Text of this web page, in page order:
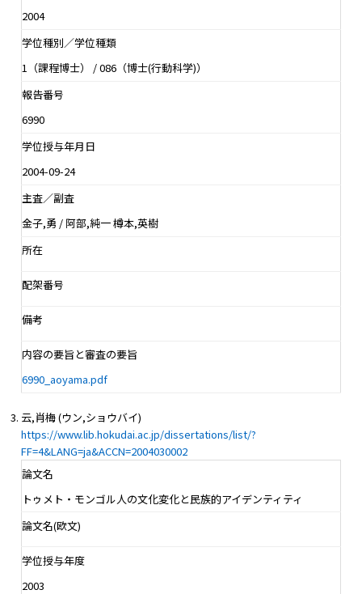
2004
学位種別／学位種類
1（課程博士） / 086（博士(行動科学)）
報告番号
6990
学位授与年月日
2004-09-24
主査／副査
金子,勇 / 阿部,純一 樽本,英樹
所在
配架番号
備考
内容の要旨と審査の要旨
6990_aoyama.pdf
云,肖梅 (ウン,ショウバイ)
https://www.lib.hokudai.ac.jp/dissertations/list/?
FF=4&LANG=ja&ACCN=2004030002
論文名
トゥメト・モンゴル人の文化変化と民族的アイデンティティ
論文名(欧文)
学位授与年度
2003